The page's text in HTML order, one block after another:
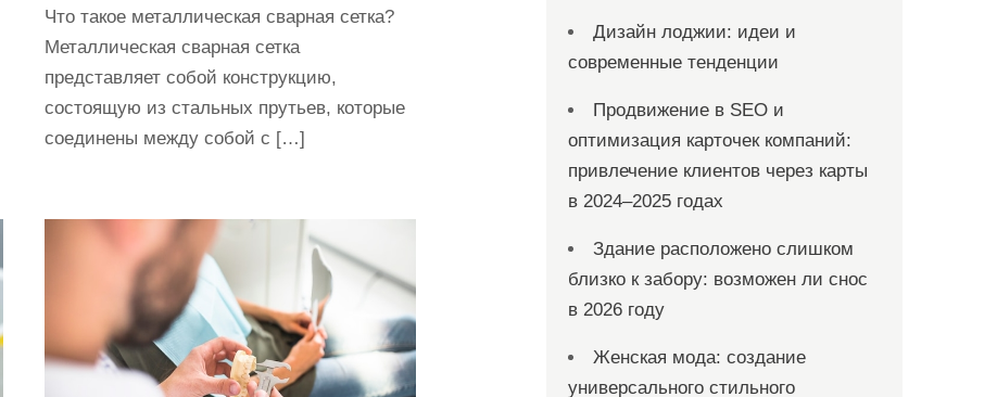
Что такое металлическая сварная сетка?
Металлическая сварная сетка
представляет собой конструкцию,
состоящую из стальных прутьев, которые
соединены между собой с […]
Дизайн лоджии: идеи и
современные тенденции
Продвижение в SEO и
оптимизация карточек компаний:
привлечение клиентов через карты
в 2024–2025 годах
Здание расположено слишком
близко к забору: возможен ли снос
в 2026 году
Женская мода: создание
универсального стильного